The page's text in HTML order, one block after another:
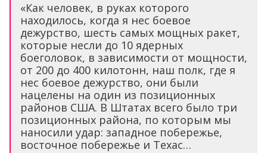
«Как человек, в руках которого
находилось, когда я нес боевое
дежурство, шесть самых мощных ракет,
которые несли до 10 ядерных
боеголовок, в зависимости от мощности,
от 200 до 400 килотонн, наш полк, где я
нес боевое дежурство, они были
нацелены на один из позиционных
районов США. В Штатах всего было три
позиционных района, по которым мы
наносили удар: западное побережье,
восточное побережье и Техас…